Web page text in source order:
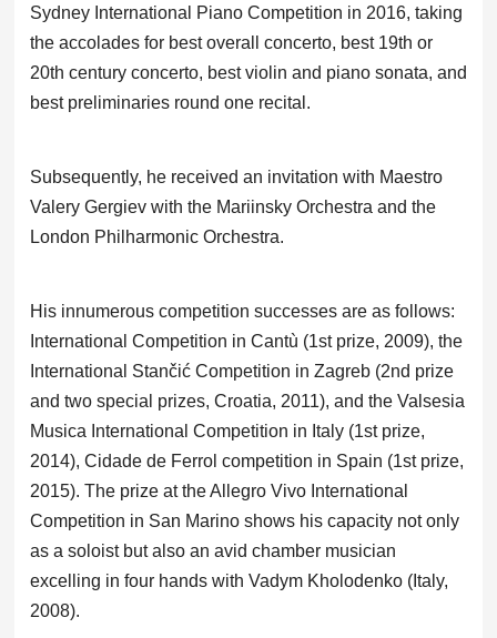
Sydney International Piano Competition in 2016, taking
the accolades for best overall concerto, best 19th or
20th century concerto, best violin and piano sonata, and
best preliminaries round one recital.
Subsequently, he received an invitation with Maestro
Valery Gergiev with the Mariinsky Orchestra and the
London Philharmonic Orchestra.
His innumerous competition successes are as follows:
International Competition in Cantù (1st prize, 2009), the
International Stančić Competition in Zagreb (2nd prize
and two special prizes, Croatia, 2011), and the Valsesia
Musica International Competition in Italy (1st prize,
2014), Cidade de Ferrol competition in Spain (1st prize,
2015). The prize at the Allegro Vivo International
Competition in San Marino shows his capacity not only
as a soloist but also an avid chamber musician
excelling in four hands with Vadym Kholodenko (Italy,
2008).